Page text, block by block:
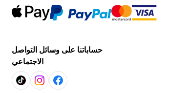
حساباتنا على وسائل التواصل
الاجتماعي